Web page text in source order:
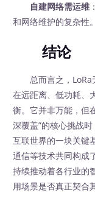
自建网络需运维
和网络维护的复杂性。
结论
总而言之，LoRa
在远距离、低功耗、
衡。它并非万能，但
深覆盖”的核心挑战
互联世界的一块关键
通信等技术共同构成
持续推动着各行业的
用场景是否真正契合